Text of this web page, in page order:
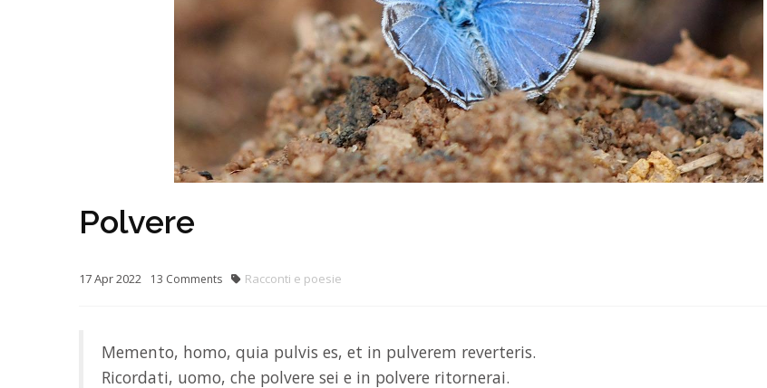
Polvere
17Apr2022 13 Comments Racconti e poesie
Memento, homo, quia pulvis es, et in pulverem reverteris.
Ricordati, uomo, che polvere sei e in polvere ritornerai.